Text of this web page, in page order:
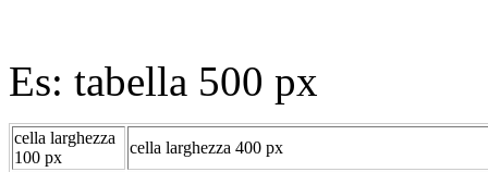
Es: tabella 500 px
cella larghezza
100 px
cella larghezza 400 px